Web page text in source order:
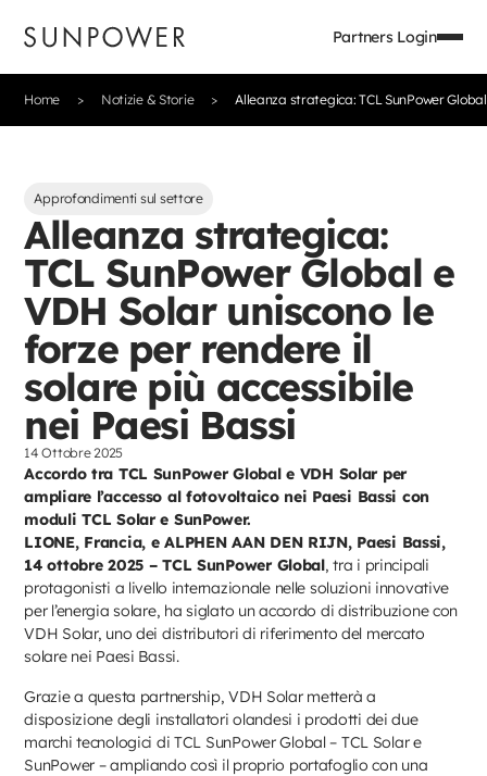
Partners Login
Home Notizie & Storie Alleanza strategica: TCL SunPower
Approfondimenti sul settore
Alleanza strategica:
TCL SunPower Global e
VDH Solar uniscono le
forze per rendere il
solare più accessibile
nei Paesi Bassi
14 Ottobre 2025
Accordo tra TCL SunPower Global e VDH Solar per
ampliare l’accesso al fotovoltaico nei Paesi Bassi con
moduli TCL Solar e SunPower.
LIONE, Francia, e ALPHEN AAN DEN RIJN, Paesi Bassi,
14 ottobre 2025 – TCL SunPower Global, tra i principali
protagonisti a livello internazionale nelle soluzioni innovative
per l’energia solare, ha siglato un accordo di distribuzione con
VDH Solar, uno dei distributori di riferimento del mercato
solare nei Paesi Bassi.
Grazie a questa partnership, VDH Solar metterà a
disposizione degli installatori olandesi i prodotti dei due
marchi tecnologici di TCL SunPower Global – TCL Solar e
SunPower – ampliando così il proprio portafoglio con una